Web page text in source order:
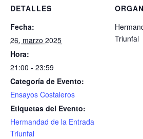
DETALLES
Fecha:
26, marzo 2025
Hora:
21:00 - 23:59
Categoría de Evento:
Ensayos Costaleros
Etiquetas del Evento:
Hermandad de la Entrada
Triunfal
Triunfal